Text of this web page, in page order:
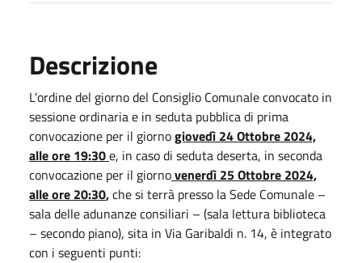
Descrizione
L’ordine del giorno del Consiglio Comunale convocato in
sessione ordinaria e in seduta pubblica di prima
convocazione per il giornogiovedì 24 Ottobre 2024,
alle ore 19:30e, in caso di seduta deserta, in seconda
convocazione per il giornovenerdì 25 Ottobre 2024,
alle ore 20:30,che si terrà presso la Sede Comunale –
sala delle adunanze consiliari – (sala lettura biblioteca
– secondo piano), sita in Via Garibaldi n. 14, è integrato
con i seguenti punti: